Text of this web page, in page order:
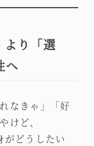
り「選
へ
なきゃ」「好
けど、
がどうしたい